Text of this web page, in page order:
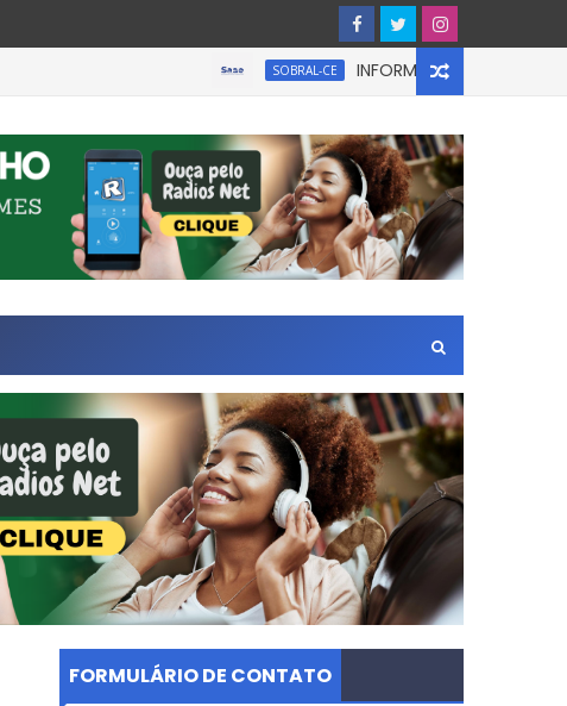
SOBRAL-CE INFORMATIVO À IMPRENSA
FORMULÁRIO DE CONTATO